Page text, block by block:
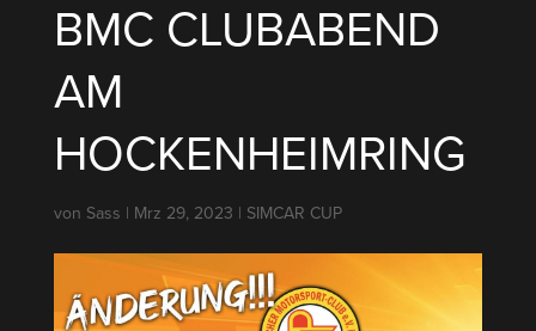
BMC CLUBABEND
AM
HOCKENHEIMRING
von Sass | Mrz 29, 2023 | SIMCAR CUP